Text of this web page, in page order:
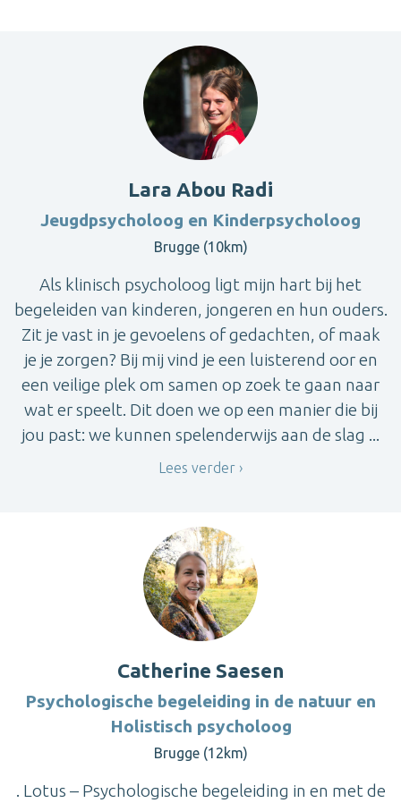
Lara Abou Radi
Jeugdpsycholoog en Kinderpsycholoog
Brugge (10km)
Als klinisch psycholoog ligt mijn hart bij het
begeleiden van kinderen, jongeren en hun ouders.
Zit je vast in je gevoelens of gedachten, of maak
je je zorgen? Bij mij vind je een luisterend oor en
een veilige plek om samen op zoek te gaan naar
wat er speelt. Dit doen we op een manier die bij
jou past: we kunnen spelenderwijs aan de slag ...
Lees verder
Catherine Saesen
Psychologische begeleiding in de natuur en
Holistisch psycholoog
Brugge (12km)
. Lotus – Psychologische begeleiding in en met de